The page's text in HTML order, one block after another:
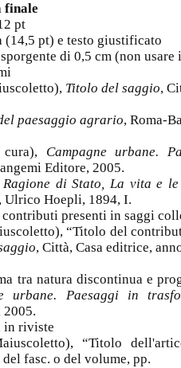
finale
pt
pt) e testo giustificato
di 0,5 cm (non
Titolo del saggio,
paesaggio agrario, Roma-
Campagne urbane.
Editore, 2005.
di Stato, La vita e
Ulrico Hoepli, 1894, I.
presenti in saggi
“Titolo del
, Città, Casa editrice,
tra natura discontinua e
urbane. Paesaggi in
2005.
in riviste
“Titolo
fasc. o del volume, pp.